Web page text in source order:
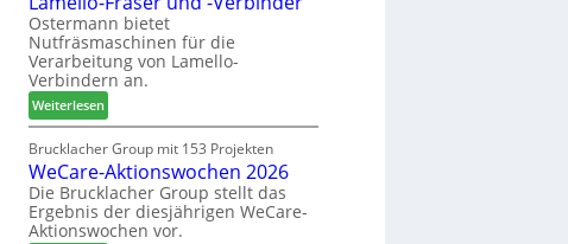
n
r
G
e
s
c
h
ä
f
t
s
f
z
e
i
c
h
n
u
n
g
e
n
Ostermann bietet
Nutfräsmaschinen für die
Verarbeitung von Lamello-
Verbindern an.
Weiterlesen:
L
a
m
e
l
l
Brucklacher Group mit 153 Projekten
WeCare-Aktionswochen 2026
Die Brucklacher Group stellt das
Ergebnis der diesjährigen WeCare-
Aktionswochen vor.